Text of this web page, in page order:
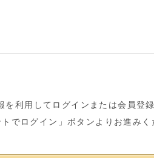
利用してログインまたは会員登録
でログイン」ボタンよりお進みく